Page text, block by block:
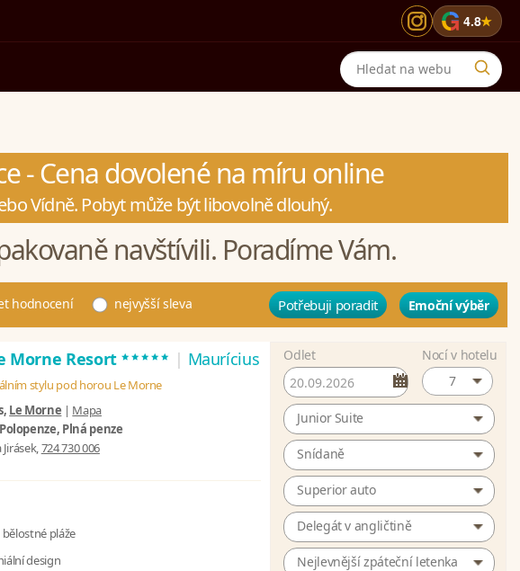
G 4.8★
- Cena dovolené na míru online
Vídně. Pobyt může být libovolně dlouhý.
navštívili. Poradíme Vám.
hodnocení nejvyšší sleva Potřebuji poradit Emoční výběr
Morne Resort ***** | Maurícius
stylu pod horou Le Morne
Le Morne | Mapa
Plná penze
Jirásek,724 730 006
pláže
design
Odlet
Nocí v hotelu
7
Junior Suite
Snídaně
Superior auto
Delegát v angličtině
Nejlevnější zpáteční letenka